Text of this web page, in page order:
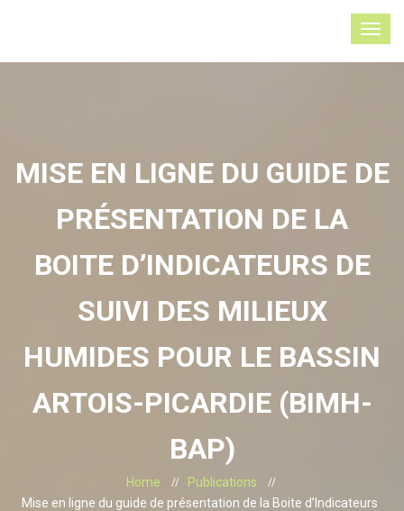
MISE EN LIGNE DU GUIDE DE
PRÉSENTATION DE LA
BOITE D’INDICATEURS DE
SUIVI DES MILIEUX
HUMIDES POUR LE BASSIN
ARTOIS-PICARDIE (BIMH-
BAP)
Home
Publications
Mise en ligne du guide de présentation de la Boite d’Indicateurs